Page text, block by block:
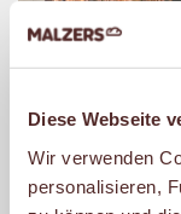
Diese Webseite
Wir verwenden
personalisieren,